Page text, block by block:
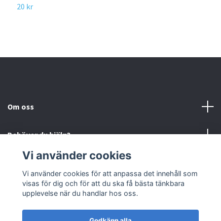
20 kr
Om oss
Behöver du hjälp?
Läs mer
Sociala medier
Vi använder cookies
Vi använder cookies för att anpassa det innehåll som
visas för dig och för att du ska få bästa tänkbara
upplevelse när du handlar hos oss.